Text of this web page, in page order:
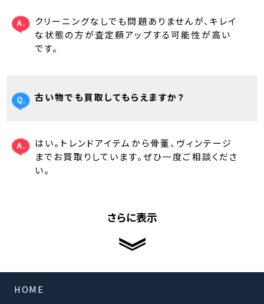
クリーニングなしでも問題ありませんが、キレイ
な状態の方が査定額アップする可能性が高い
です。
古い物でも買取してもらえますか？
はい。トレンドアイテムから骨董、ヴィンテージ
までお買取りしています。ぜひ一度ご相談くださ
い。
さらに表示
HOME